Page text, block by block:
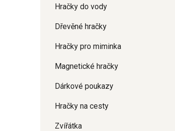
Hračky do vody
Dřevěné hračky
Hračky pro miminka
Magnetické hračky
Dárkové poukazy
Hračky na cesty
Zvířátka